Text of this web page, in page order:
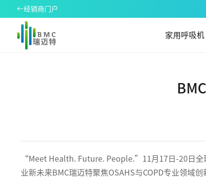
经销商门户
家用呼吸机
“Meet Health. Future. People.”11月17日-20日全
业新未来BMC瑞迈特聚焦OSAHS与COPD专业领域